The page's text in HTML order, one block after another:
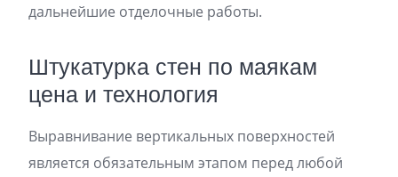
дальнейшие отделочные работы.
Штукатурка стен по маякам
цена и технология
Выравнивание вертикальных поверхностей
является обязательным этапом перед любой